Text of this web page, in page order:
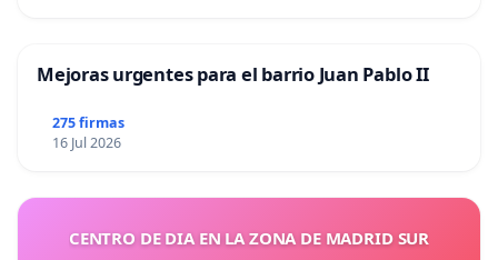
Mejoras urgentes para el barrio Juan Pablo II
275 firmas
16 Jul 2026
CENTRO DE DIA EN LA ZONA DE MADRID SUR